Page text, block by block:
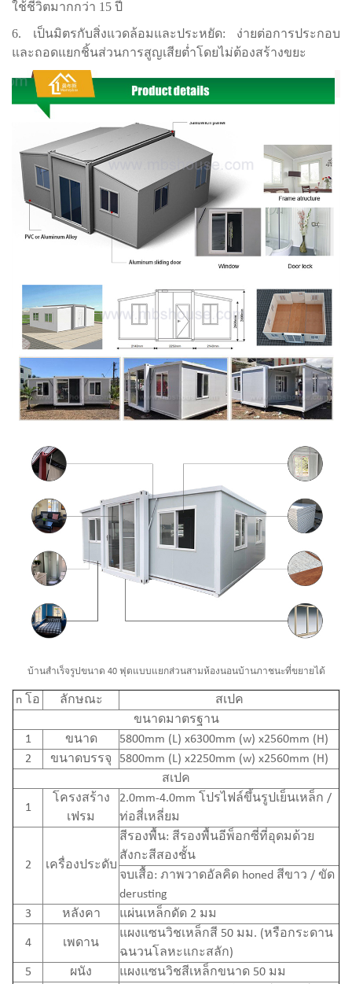
ใช้ชีวิตมากกว่า 15 ปี
6. เป็นมิตรกับสิ่งแวดล้อมและประหยัด: ง่ายต่อการประกอบ
และถอดแยกชิ้นส่วนการสูญเสียต่ำโดยไม่ต้องสร้างขยะ
บ้านสำเร็จรูปขนาด 40 ฟุตแบบแยกส่วนสามห้องนอนบ้านภาชนะที่ขยายได้
n โอ ลักษณะ
สเปค
ขนาดมาตรฐาน
1
ขนาด
5800mm (L) x6300mm (w) x2560mm (H)
2
ขนาดบรรจุ
5800mm (L) x2250mm (w) x2560mm (H)
สเปค
1
โครงสร้าง
เฟรม
2.0mm-4.0mm โปรไฟล์ขึ้นรูปเย็นเหล็ก /
ท่อสี่เหลี่ยม
2 เครื่องประดับ
สีรองพื้น: สีรองพื้นอีพ็อกซี่ที่อุดมด้วย
สังกะสีสองชั้น
จบเสื้อ: ภาพวาดอัลคิด honed สีขาว / ขัด
derusting
3
หลังคา แผ่นเหล็กดัด 2 มม
4 เพดาน
แผงแซนวิชเหล็กสี 50 มม. (หรือกระดาน
ฉนวนโลหะแกะสลัก)
5
ผนัง แผงแซนวิชสีเหล็กขนาด 50 มม